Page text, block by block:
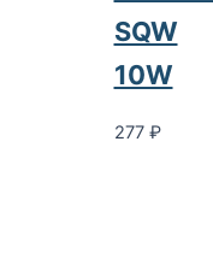
SQW
10W
277 ₽